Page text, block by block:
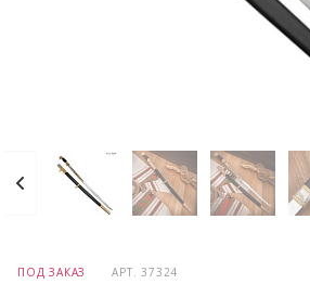
ПОД ЗАКАЗ АРТ.37324